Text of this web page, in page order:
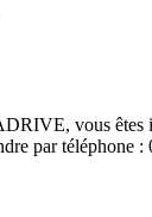
vous êtes
par téléphone